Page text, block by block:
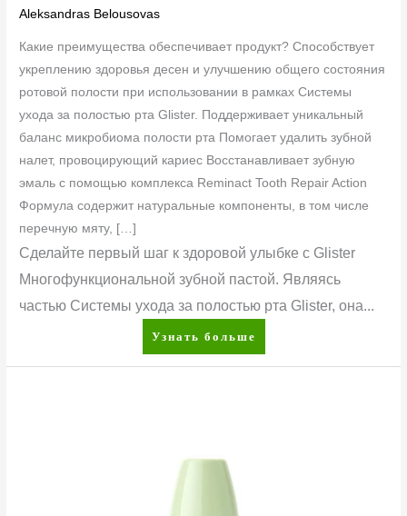
Aleksandras Belousovas
Какие преимущества обеспечивает продукт? Способствует
укреплению здоровья десен и улучшению общего состояния
ротовой полости при использовании в рамках Системы
ухода за полостью рта Glister. Поддерживает уникальный
баланс микробиома полости рта Помогает удалить зубной
налет, провоцирующий кариес Восстанавливает зубную
эмаль с помощью комплекса Reminact Tooth Repair Action
Формула содержит натуральные компоненты, в том числе
перечную мяту, […]
Сделайте первый шаг к здоровой улыбке с Glister
Многофункциональной зубной пастой. Являясь
частью Системы ухода за полостью рта Glister, она...
Узнать больше
полости